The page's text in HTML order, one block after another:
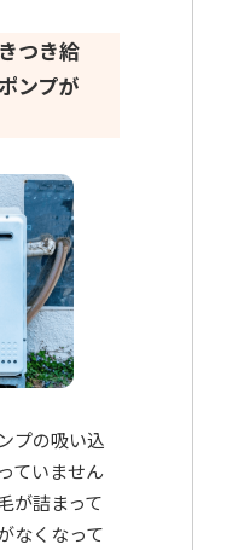
つき給
ンプが
プの吸い込
ていません
が詰まって
なくなって